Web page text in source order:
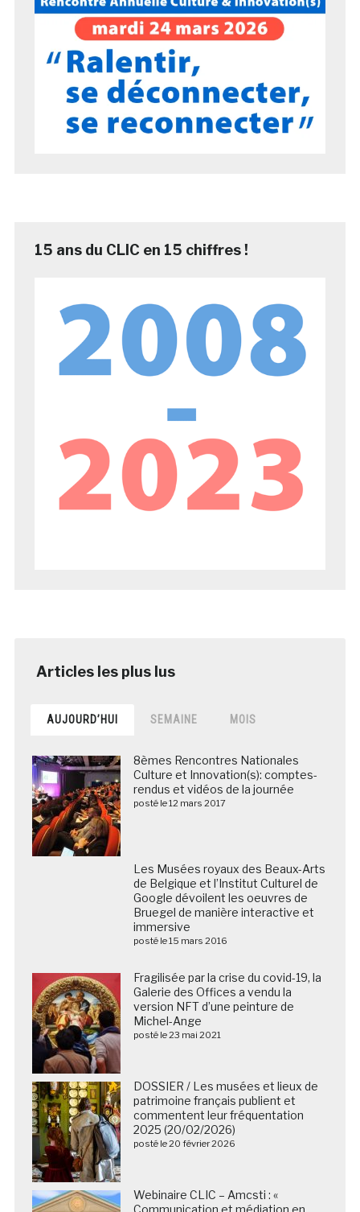
15 ans du CLIC en 15 chiffres !
AUJOURD’HUI SEMAINE MOIS
8èmes Rencontres Nationales
Culture et Innovation(s): comptes-
rendus et vidéos de la journée
posté le 12 mars 2017
Les Musées royaux des Beaux-Arts
de Belgique et l’Institut Culturel de
Google dévoilent les oeuvres de
Bruegel de manière interactive et
immersive
posté le 15 mars 2016
Fragilisée par la crise du covid-19, la
Galerie des Offices a vendu la
version NFT d’une peinture de
Michel-Ange
posté le 23 mai 2021
DOSSIER / Les musées et lieux de
patrimoine français publient et
commentent leur fréquentation
2025 (20/02/2026)
posté le 20 février 2026
Webinaire CLIC – Amcsti : «
Communication et médiation en